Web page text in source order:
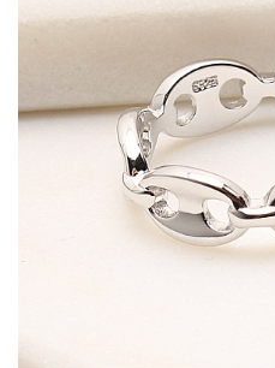
BIJUTERII ARGINT PENTRU COPII
BIJUTERII ARGINT PENTRU
INELE ARGINT
marime reglabila